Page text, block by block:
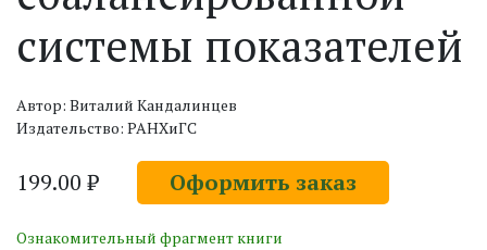
системы показателей
Автор: Виталий Кандалинцев
Издательство: РАНХиГС
199.00 ₽ Оформить заказ
Ознакомительный фрагмент книги